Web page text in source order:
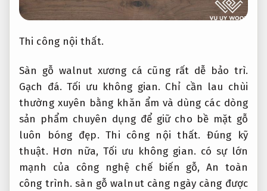
Thi công nội thất.
Sàn gỗ walnut xương cá cũng rất dễ bảo trì.
Gạch đá. Tối ưu không gian. Chỉ cần lau chùi
thường xuyên bằng khăn ẩm và dùng các dòng
sản phẩm chuyên dụng để giữ cho bề mặt gỗ
luôn bóng đẹp.Thi công nội thất. Đúng kỹ
thuật. Hơn nữa, Tối ưu không gian. có sự lớn
mạnh của công nghệ chế biến gỗ, An toàn
công trình. sàn gỗ walnut càng ngày càng được